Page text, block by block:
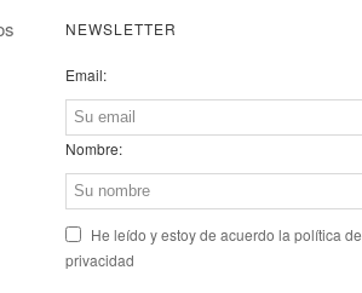
NEWSLETTER
Email:
Nombre:
He leído y estoy de acuerdo la política de
privacidad